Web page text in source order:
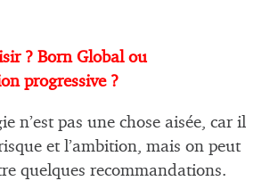
? Born Global ou
progressive ?
n’est pas une chose aisée, car il
et l’ambition, mais on peut
quelques recommandations.